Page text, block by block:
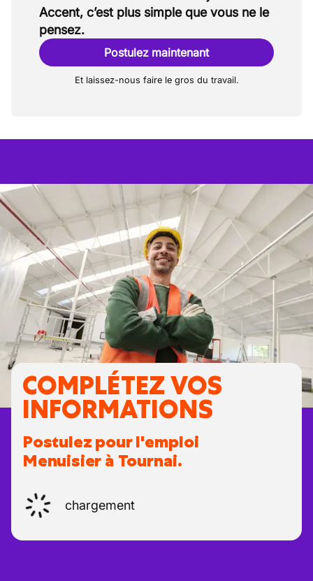
Accent, c’est plus simple que vous ne le
pensez.
Postulez maintenant
Et laissez-nous faire le gros du travail.
COMPLÉTEZ VOS
INFORMATIONS
Postulez pour l'emploi
Menuisier à Tournai.
chargement